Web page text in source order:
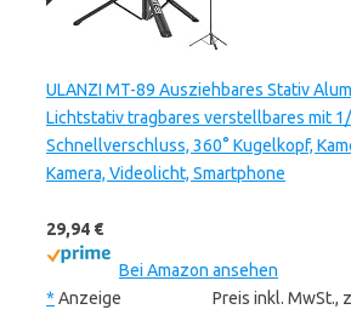
ULANZI MT-89 Ausziehbares Stativ
Lichtstativ tragbares verstellbares mit
Schnellverschluss, 360° Kugelkopf,
Kamera, Videolicht, Smartphone
29,94 €
Bei Amazon ansehen
* Anzeige
Preis inkl. MwSt.,